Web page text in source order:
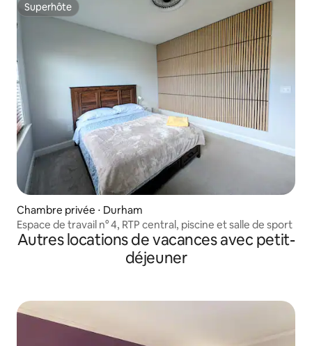
Superhôte
Superhôte
Chambre privée ⋅ Durham
Espace de travail n° 4, RTP central, piscine et salle de sport
Autres locations de vacances avec petit-
déjeuner